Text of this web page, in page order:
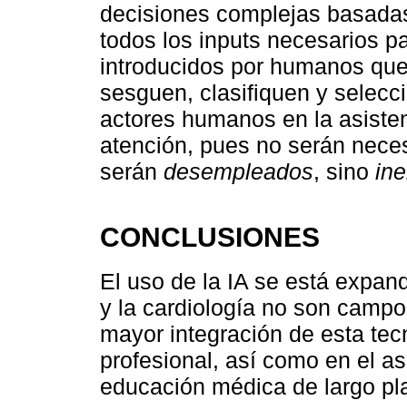
decisiones complejas
todos los inputs necesarios
introducidos por humanos
sesguen, clasifiquen y
actores humanos en la
atención, pues no serán
serán desempleados, sino
CONCLUSIONES
El uso de la IA se está
y la cardiología no son
mayor integración de esta
profesional, así como en el
educación médica de largo